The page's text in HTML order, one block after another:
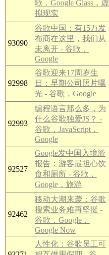
歌，Google Glass，虚
拟现实
93090
谷歌中国：有15万发
布商在这里，我们从
未离开 - 谷歌，
Google
92998
谷歌迎来17周岁生
日：早期公司照片曝
光 - 谷歌，Google
92993
编程语言那么多，为
什么谷歌独爱JS？ -
谷歌，JavaScript，
Google
92527
Google发中国入境游
报告：游客最担心饮
食和厕所 - 谷歌，
Google，旅游
92462
移动大潮来袭：谷歌
搜索业务难再坚挺 -
谷歌，Google，
Google Now
人性化：谷歌员工可